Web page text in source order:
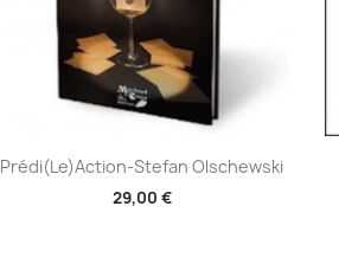
Aperçu rapide
Prédi(le)action-Stefan Olschewski
29,00 €